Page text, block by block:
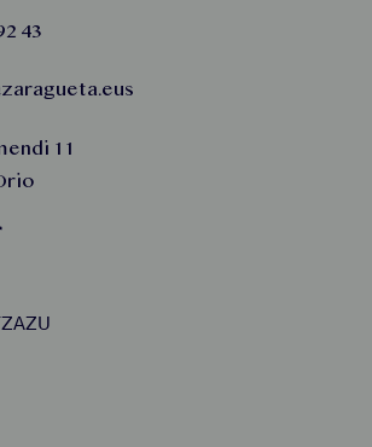
43
11